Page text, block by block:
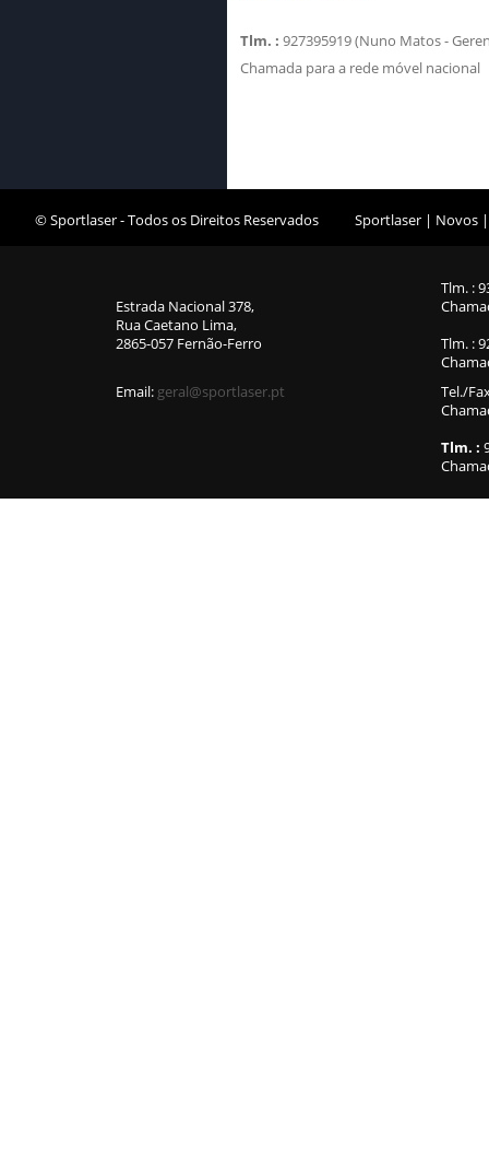
Tlm. : 927395919 (Nuno Matos -
Chamada para a rede móvel nacional
Quinquilharias
Novidades / Promoções
© Sportlaser - Todos os Direitos Reservados Sportlaser | Novos
Estrada Nacional 378,
Rua Caetano Lima,
2865-057 Fernão-Ferro
Email: geral@sportlaser.pt
Tlm. :
Tlm. :
Tel./
Tlm. :